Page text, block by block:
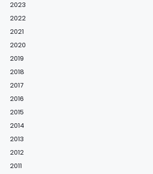
2023
2022
2021
2020
2019
2018
2017
2016
2015
2014
2013
2012
2011